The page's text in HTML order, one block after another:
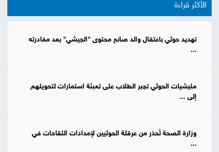
الأكثر قراءة
تهديد حوثي باعتقال والد صانع محتوى "الجيشي" بعد مغادرته
...
مليشيات الحوثي تجبر الطلاب على تعبئة استمارات لتحويلهم
إلى ...
وزارة الصحة تُحذر من عرقلة الحوثيين لإمدادات اللقاحات في
...